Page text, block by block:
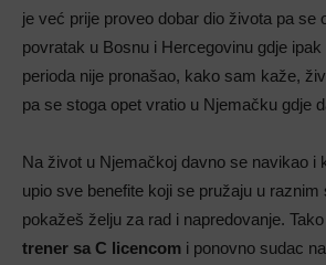
je već prije proveo dobar dio života pa se
povratak u Bosnu i Hercegovinu gdje
perioda nije pronašao, kako sam kaže,
pa se stoga opet vratio u Njemačku gdje
Na život u Njemačkoj davno se navikao i
upio sve benefite koji se pružaju u
pokažeš želju za rad i napredovanje.
trener sa C licencom i ponovno sudac